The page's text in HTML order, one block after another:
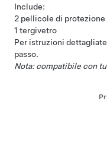
Include:
2 pellicole di
1 tergivetro
Per istruzioni
passo.
Nota: compatibile con